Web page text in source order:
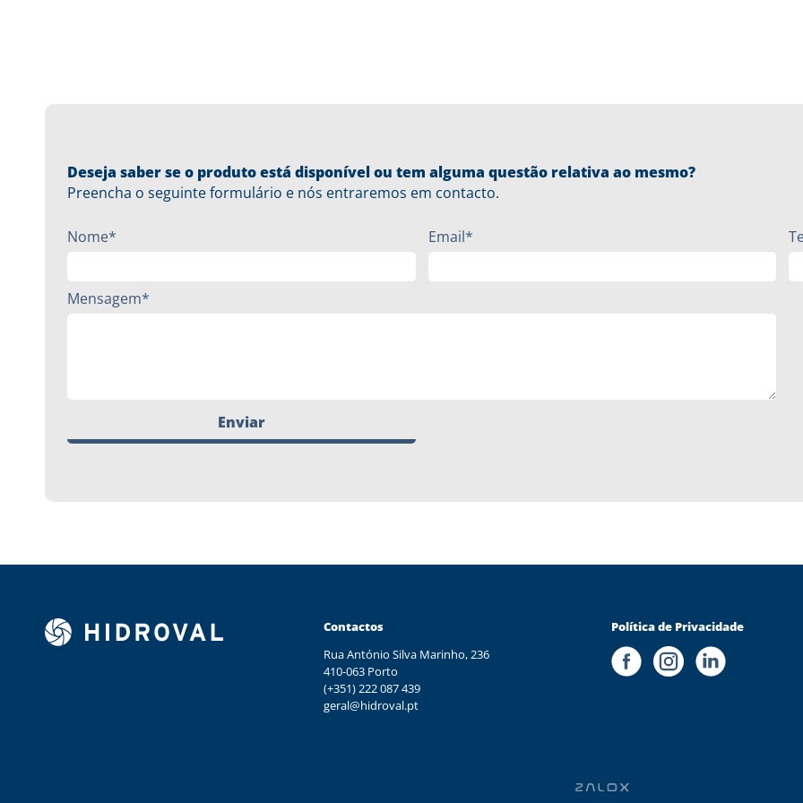
Deseja saber se o produto está disponível ou tem alguma questão relativa ao mesmo?
Preencha o seguinte formulário e nós entraremos em contacto.
Nome* Email*
Mensagem*
Enviar
Contactos
Rua António Silva Marinho, 236
410-063 Porto
(+351) 222 087 439
geral@hidroval.pt
Política de Privacidade